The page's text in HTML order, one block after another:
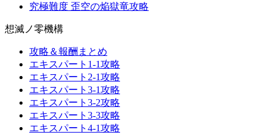
究極難度 歪空の焔獄竜攻略
想滅ノ零機構
攻略＆報酬まとめ
エキスパート1-1攻略
エキスパート2-1攻略
エキスパート3-1攻略
エキスパート3-2攻略
エキスパート3-3攻略
エキスパート4-1攻略